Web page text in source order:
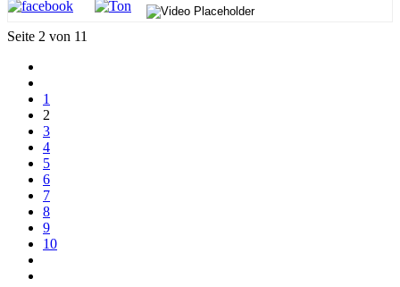
Seite 2 von 11
1
2
3
4
5
6
7
8
9
10